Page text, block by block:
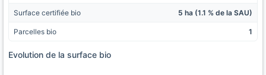
Surface certifiée bio 5 ha (1.1 % de la SAU)
Parcelles bio 1
Evolution de la surface bio